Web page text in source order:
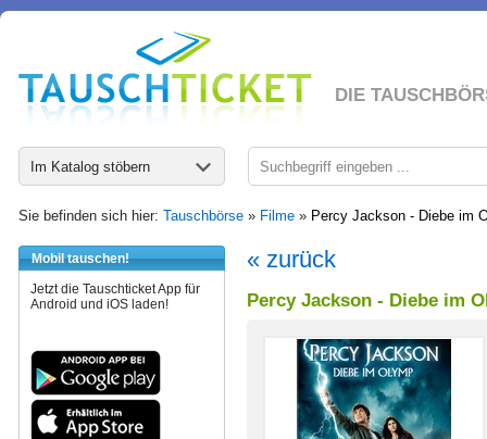
DIE
Im Katalog stöbern
Sie befinden sich hier: Tauschbörse » Filme » Percy Jackson - Diebe im
Mobil tauschen!
Jetzt die Tauschticket App für
Android und iOS laden!
« zurück
Percy Jackson - Diebe im